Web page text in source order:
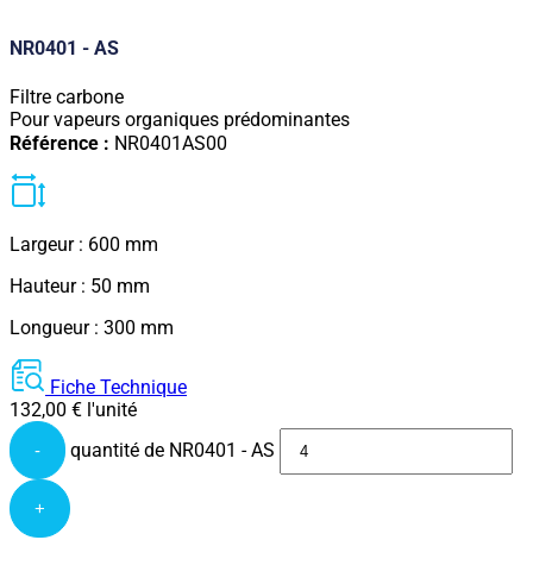
NR0401 - AS
Filtre carbone
Pour vapeurs organiques prédominantes
Référence : NR0401AS00
Largeur : 600 mm
Hauteur : 50 mm
Longueur : 300 mm
Fiche Technique
132,00 € l'unité
- quantité de NR0401 - AS
+